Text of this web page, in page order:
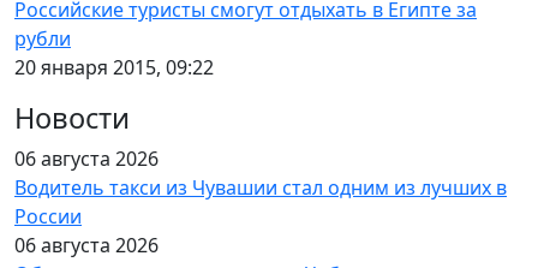
Российские туристы смогут отдыхать в Египте за
рубли
20 января 2015, 09:22
Новости
06 августа 2026
Водитель такси из Чувашии стал одним из лучших в
России
06 августа 2026